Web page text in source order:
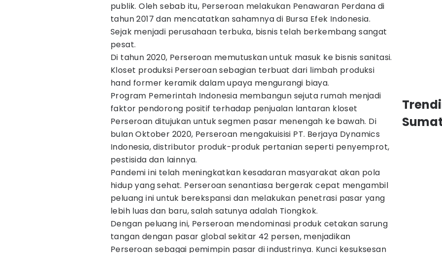
publik. Oleh sebab itu, Perseroan melakukan Penawaran Perdana di
tahun 2017 dan mencatatkan sahamnya di Bursa Efek Indonesia.
Sejak menjadi perusahaan terbuka, bisnis telah berkembang sangat
pesat.
Di tahun 2020, Perseroan memutuskan untuk masuk ke bisnis sanitasi.
Kloset produksi Perseroan sebagian terbuat dari limbah produksi
hand former keramik dalam upaya mengurangi biaya.
Program Pemerintah Indonesia membangun sejuta rumah menjadi
faktor pendorong positif terhadap penjualan lantaran kloset
Perseroan ditujukan untuk segmen pasar menengah ke bawah. Di
bulan Oktober 2020, Perseroan mengakuisisi PT. Berjaya Dynamics
Indonesia, distributor produk-produk pertanian seperti penyemprot,
pestisida dan lainnya.
Pandemi ini telah meningkatkan kesadaran masyarakat akan pola
hidup yang sehat. Perseroan senantiasa bergerak cepat mengambil
peluang ini untuk berekspansi dan melakukan penetrasi pasar yang
lebih luas dan baru, salah satunya adalah Tiongkok.
Dengan peluang ini, Perseroan mendominasi produk cetakan sarung
tangan dengan pasar global sekitar 42 persen, menjadikan
Perseroan sebagai pemimpin pasar di industrinya. Kunci kesuksesan